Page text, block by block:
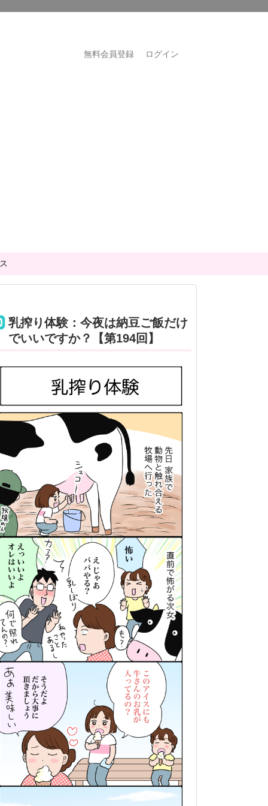
無料会員登録 ログイン
乳搾り体験：今夜は納豆ご飯だけ
でいいですか？【第194回】